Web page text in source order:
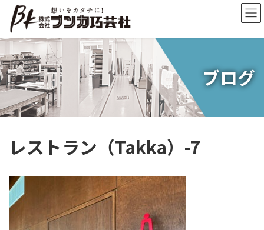
ン
ツ
へ
ス
キ
ッ
プ
ー
シ
ョ
ン
に
移
動
ブログ
レストラン（Takka）-7